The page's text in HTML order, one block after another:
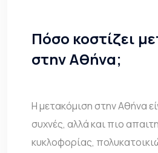
Πόσο κοστίζει
στην Αθήνα;
Η μετακόμιση στην Αθήνα
συχνές, αλλά και πιο
κυκλοφορίας,